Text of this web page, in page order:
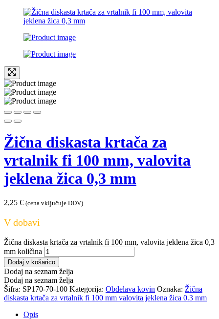
Žična diskasta krtača za
vrtalnik fi 100 mm, valovita
jeklena žica 0,3 mm
2,25 € (cena vključuje DDV)
V dobavi
Žična diskasta krtača za vrtalnik fi 100 mm, valovita jeklena žica 0,3
mm količina
Dodaj v košarico
Dodaj na seznam želja
Dodaj na seznam želja
Šifra: SP170-70-100 Kategorija: Obdelava kovin Oznaka: Žična
diskasta krtača za vrtalnik fi 100 mm valovita jeklena žica 0.3 mm
Opis